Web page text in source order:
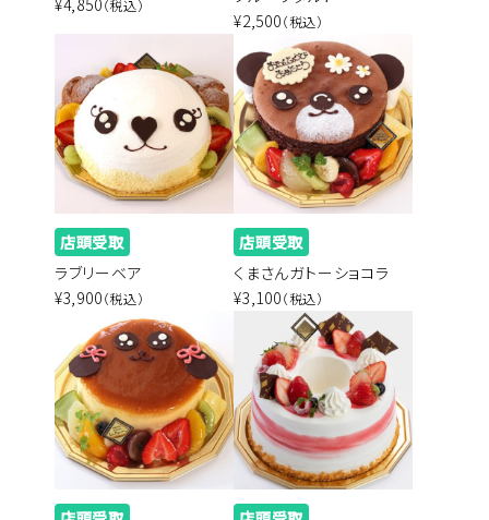
¥4,850（税込）
¥2,500（税込）
店頭受取
ラブリーベア
¥3,900（税込）
店頭受取
くまさんガトーショコラ
¥3,100（税込）